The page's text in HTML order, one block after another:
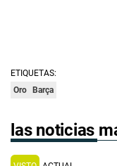
ETIQUETAS:
Oro Barça
las noticias